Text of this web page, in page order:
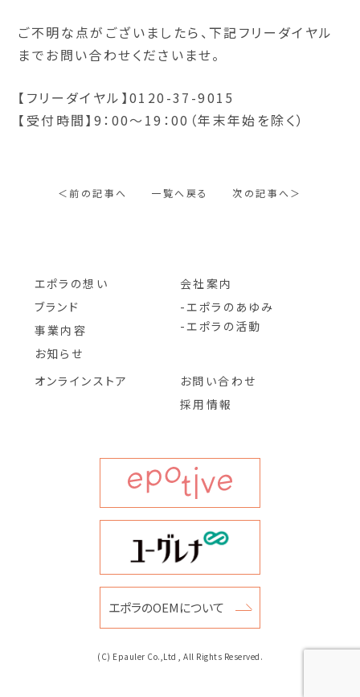
ご不明な点がございましたら、下記フリーダイヤル
までお問い合わせくださいませ。
【フリーダイヤル】0120-37-9015
【受付時間】9：00～19：00（年末年始を除く）
＜前の記事へ 一覧へ戻る 次の記事へ＞
エポラの想い
ブランド
事業内容
お知らせ
会社案内
エポラのあゆみ
エポラの活動
お問い合わせ
採用情報
オンラインストア
エポラのOEMについて
(C) Epauler Co.,Ltd , All Rights Reserved.